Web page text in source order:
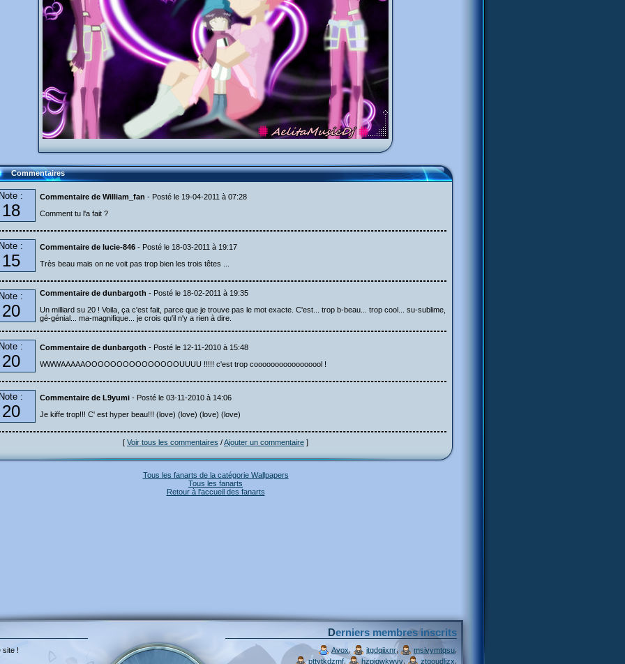
Commentaires
Note :
18
Commentaire de William_fan - Posté le 19-04-2011 à 07:28
Comment tu l'a fait ?
Note :
15
Commentaire de lucie-846 - Posté le 18-03-2011 à 19:17
Très beau mais on ne voit pas trop bien les trois têtes ...
Note :
20
Commentaire de dunbargoth - Posté le 18-02-2011 à 19:35
Un milliard su 20 ! Voila, ça c'est fait, parce que je trouve pas le mot exacte. C'est... trop b-beau... trop cool... su-sublime,
gé-génial... ma-magnifique... je crois qu'il n'y a rien à dire.
Note :
20
Commentaire de dunbargoth - Posté le 12-11-2010 à 15:48
WWWAAAAAOOOOOOOOOOOOOOOUUUU !!!!! c'est trop cooooooooooooooool !
Note :
20
Commentaire de L9yumi - Posté le 03-11-2010 à 14:06
Je kiffe trop!!! C' est hyper beau!!! (love) (love) (love) (love)
[ Voir tous les commentaires /Ajouter un commentaire ]
Tous les fanarts de la catégorie Wallpapers
Tous les fanarts
Retour à l'accueil des fanarts
site !
Derniers membres inscrits
Avox itgdqiixnr, msivymtqsu
pttytkdzmf, hzpjqwkwvv ztgoudljzx